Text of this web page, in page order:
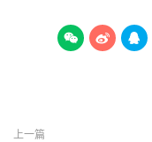
  
上一篇